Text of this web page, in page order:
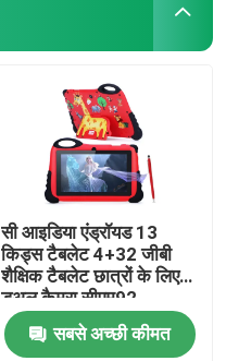
सी आइडिया एंड्रॉयड 13
किड्स टैबलेट 4+32 जीबी
शैक्षिक टैबलेट छात्रों के लिए
डुअल कैमरा सीएम92
सबसे अच्छी कीमत